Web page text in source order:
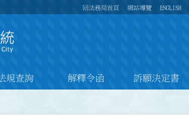
回法務局首頁 網站導覽 ENGLISH
規查詢 解釋令函 訴願決定書